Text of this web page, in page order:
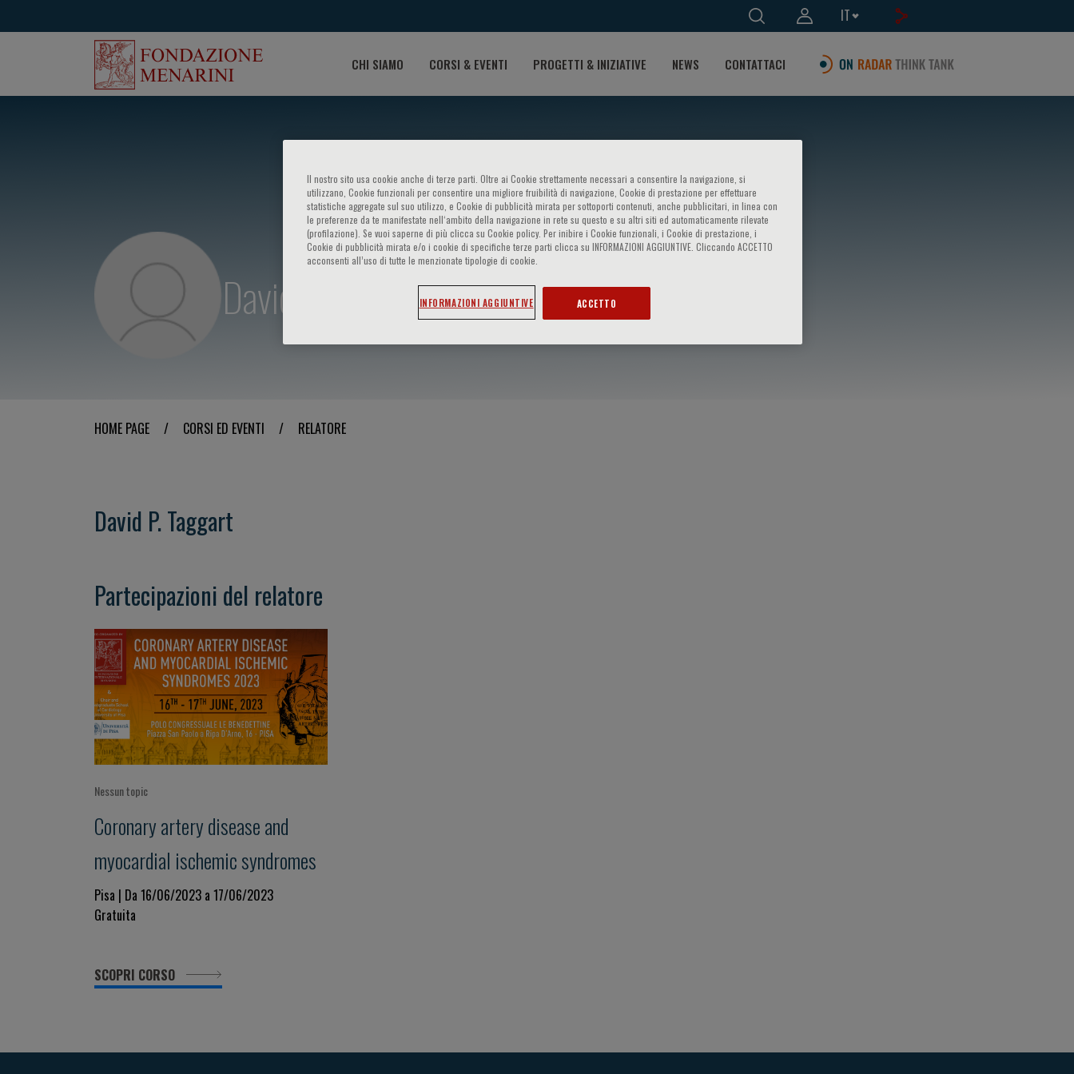
IT
CHI SIAMO CORSI & EVENTI PROGETTI & INIZIATIVE NEWS CONTATTACI
David P. Taggart
HOME PAGE / CORSI ED EVENTI / RELATORE
David P. Taggart
Partecipazioni del relatore
Nessun topic
Coronary artery disease and
myocardial ischemic syndromes
Pisa | Da 16/06/2023 a 17/06/2023
Gratuita
SCOPRI CORSO
Il nostro sito usa cookie anche di terze parti. Oltre ai Cookie strettamente necessari a consentire la navigazione, si
utilizzano, Cookie funzionali per consentire una migliore fruibilità di navigazione, Cookie di prestazione per effettuare
statistiche aggregate sul suo utilizzo, e Cookie di pubblicità mirata per sottoporti contenuti, anche pubblicitari, in linea con
le preferenze da te manifestate nell‘ambito della navigazione in rete su questo e su altri siti ed automaticamente rilevate
(profilazione). Se vuoi saperne di più clicca su Cookie policy. Per inibire i Cookie funzionali, i Cookie di prestazione, i
Cookie di pubblicità mirata e/o i cookie di specifiche terze parti clicca su INFORMAZIONI AGGIUNTIVE. Cliccando ACCETTO
acconsenti all’uso di tutte le menzionate tipologie di cookie.
INFORMAZIONI AGGIUNTIVE ACCETTO